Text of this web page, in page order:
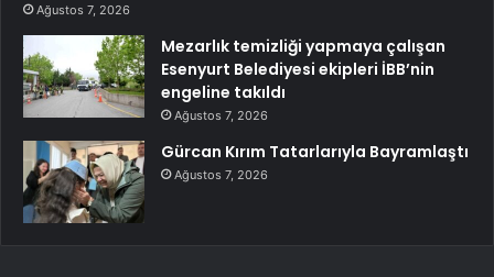
Ağustos 7, 2026
Mezarlık temizliği yapmaya çalışan
Esenyurt Belediyesi ekipleri İBB’nin
engeline takıldı
Ağustos 7, 2026
Gürcan Kırım Tatarlarıyla Bayramlaştı
Ağustos 7, 2026